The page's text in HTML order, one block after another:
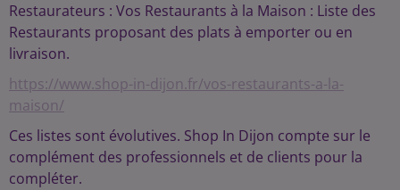
Restaurateurs : Vos Restaurants à la Maison : Liste des
Restaurants proposant des plats à emporter ou en
livraison.
https://www.shop-in-dijon.fr/vos-restaurants-a-la-
maison/
Ces listes sont évolutives. Shop In Dijon compte sur le
complément des professionnels et de clients pour la
compléter.